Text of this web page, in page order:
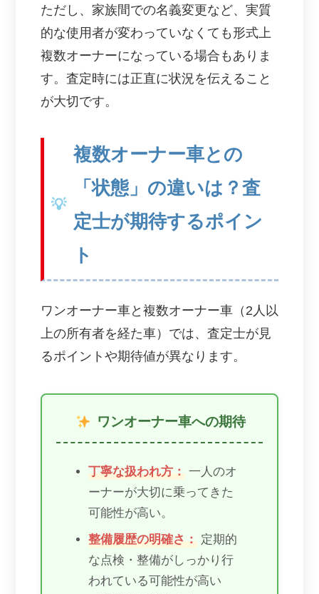
ただし、家族間での名義変更など、実質
的な使用者が変わっていなくても形式上
複数オーナーになっている場合もありま
す。査定時には正直に状況を伝えること
が大切です。
複数オーナー車との
「状態」の違いは？査
定士が期待するポイン
ト
ワンオーナー車と複数オーナー車（2人以
上の所有者を経た車）では、査定士が見
るポイントや期待値が異なります。
ワンオーナー車への期待
丁寧な扱われ方： 一人のオ
ーナーが大切に乗ってきた
可能性が高い。
整備履歴の明確さ：
定期的
な点検・整備がしっかり行
われている可能性が高い